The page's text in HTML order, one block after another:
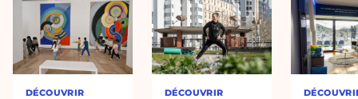
DÉCOUVRIR DÉCOUVRIR